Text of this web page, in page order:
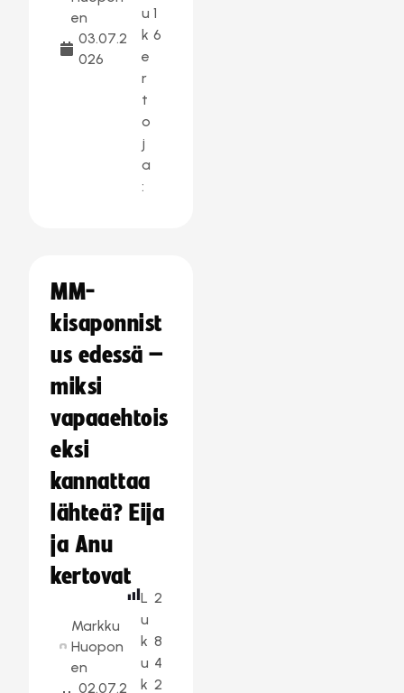
en
03.07.2
026
u
k
e
r
t
o
j
a
:
1
6
MM-
kisaponnist
us edessä –
miksi
vapaaehtois
eksi
kannattaa
lähteä? Eija
ja Anu
kertovat
Markku
Huopon
en
02.07.2
L
u
k
u
k
2
8
4
2